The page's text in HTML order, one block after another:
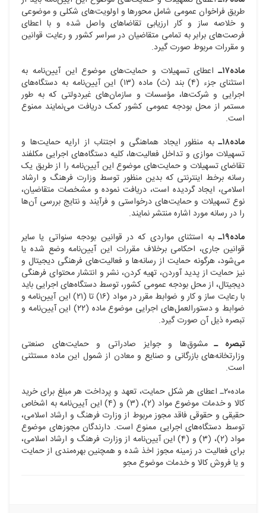
طریق فراخوان عمومی شامل محورها و اولویت‌های شکلی و موضوعی
و خلاصه ساز و کار ارزیابی تقاضاهای واصل شده و با اعطای
فرصت‌های برابر به تمامی متقاضیان در سراسر کشور و رعایت قوانین
و مقررات مربوط صورت گیرد.
ماده۱۷ـ
اعطای تسهیلات و حمایت‌های موضوع این آیین‌نامه به
استثنای جزء (۴) بند (ث) ماده (۱۳) این آیین‌نامه به دستگاه‌های
اجرایی و شرکت‌ها، مؤسسات و سازمان‌های غیردولتی که به طور
مستمر از محل بودجه عمومی کشور کمک دریافت می‌نمایند ممنوع
است.
ماده۱۸ـ
به منظور ایجاد هماهنگی و اجتناب از ارایه حمایت‌ها و
تسهیلات موازی و تداخل فعالیت‌ها، کلیه دستگاه‌های اجرایی مکلفند
تقاضای تسهیلات و حمایت‌های موضوع این آیین‌نامه را از طریق یک
رسانه برخط اینترنتی که بدین منظور توسط وزارت فرهنگ و ارشاد
اسلامی، ایجاد گردیده است، دریافت نموده و مشخصات متقاضیان،
نوع تسهیلات و حمایت‌های درخواستی و فرآیند و نتایج بررسی آن‌ها
را در رسانه مورد اشاره منتشر نمایند.
ماده۱۹ـ
به استثنای مواردی که در قوانین بودجه سنواتی یا سایر
قوانین جاری، احکامی برخلاف مقررات این آیین‌نامه وضع شده یا
می‌شود، هرگونه حمایت از رسانه‌ها و فعالیت‌های فرهنگی دیجیتال و
نیز حمایت از پدید آوردن، تهیه کردن، نشر و انتشار محتوای فرهنگی
دیجیتال، از محل بودجه عمومی کشور، توسط دستگاه‌های اجرایی باید
با رعایت ساز و کار و ضوابط مقرر در مواد (۱۶) تا (۲۱) این آیین‌نامه و
ضوابط و دستورالعمل‌های اجرایی موضوع ماده (۲۲) این آیین‌نامه و
تبصره ذیل آن صورت گیرد.
تبصره ـ مشوق‌ها و جوایز صادراتی و حمایت‌های صنعتی
وزارتخانه‌های بازرگانی و صنایع و معادن از شمول این ماده مستثنی
است.
ماده۲۰ـ اعطای هر شکل حمایت، تعهد و پرداخت هر مبلغ برای خرید
کالا و خدمات موضوع مواد (۲)، (۳) و (۴) این آیین‌نامه به اشخاص
حقیقی و حقوقی فاقد مجوز مربوط از وزارت فرهنگ و ارشاد اسلامی،
توسط دستگاه‌های اجرایی ممنوع است. دارندگان مجوزهای موضوع
مواد (۲)، (۳) و (۴) این آیین‌نامه از وزارت فرهنگ و ارشاد اسلامی،
برای فعالیت در زمینه مجوز اخذ شده و همچنین بهره‌مندی از حمایت
و یا فروش کالا و خدمات موضوع مجو